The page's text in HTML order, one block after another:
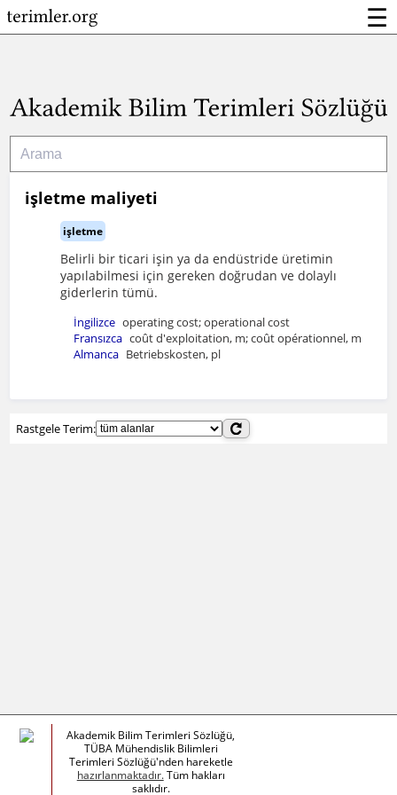
☰
işletme maliyeti
işletme
Belirli bir ticari işin ya da endüstride üretimin
yapılabilmesi için gereken doğrudan ve dolaylı
giderlerin tümü.
İngilizce operating cost; operational cost
Fransızca coût d'exploitation, m; coût opérationnel, m
Almanca Betriebskosten, pl
Rastgele Terim:
Akademik Bilim Terimleri Sözlüğü,
TÜBA Mühendislik Bilimleri
Terimleri Sözlüğü'nden hareketle
hazırlanmaktadır.Tüm hakları
saklıdır.